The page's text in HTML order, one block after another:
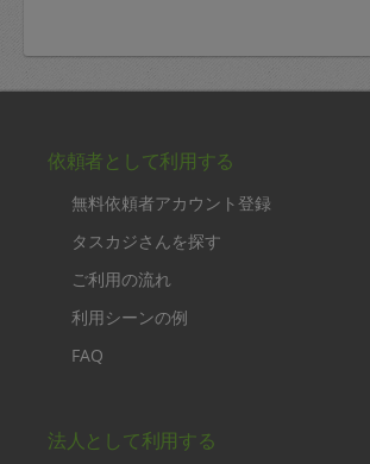
・段取りの良さ(5点)
お掃除も隅々まで完璧でした。使用前より綺
・主体性(5点)
メールのヒアリングの際から積極的に取り組
けました。
依頼者として利用する
無料依頼者アカウント登録
タスカジさんを探す
ご利用の流れ
利用シーンの例
FAQ
法人として利用する